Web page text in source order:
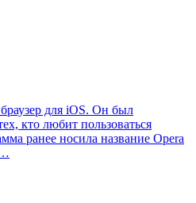
для iOS. Он был
кто любит пользоваться
ранее носила название Opera